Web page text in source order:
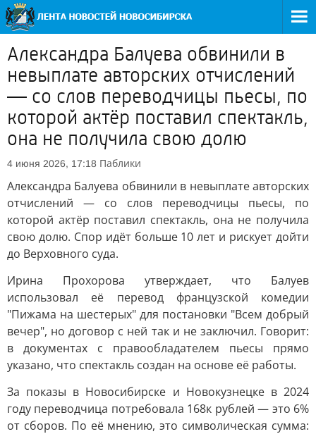
Александра Балуева обвинили в
невыплате авторских отчислений
— со слов переводчицы пьесы, по
которой актёр поставил спектакль,
она не получила свою долю
4 июня 2026, 17:18 Паблики
Александра Балуева обвинили в невыплате авторских
отчислений — со слов переводчицы пьесы, по
которой актёр поставил спектакль, она не получила
свою долю. Спор идёт больше 10 лет и рискует дойти
до Верховного суда.
Ирина Прохорова утверждает, что Балуев
использовал её перевод французской комедии
"Пижама на шестерых" для постановки "Всем добрый
вечер", но договор с ней так и не заключил. Говорит:
в документах с правообладателем пьесы прямо
указано, что спектакль создан на основе её работы.
За показы в Новосибирске и Новокузнецке в 2024
году переводчица потребовала 168к рублей — это 6%
от сборов. По её мнению, это символическая сумма: